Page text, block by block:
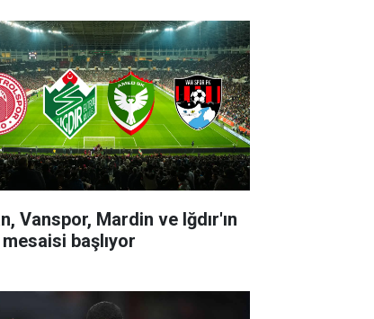
Vanspor, Mardin ve Iğdır'ın
başlıyor